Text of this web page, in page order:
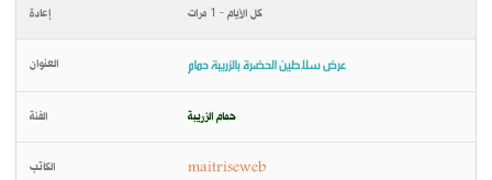
كل الأيام - 1 مرات
عرض سلاطين الحضرة بالزريبة حمام
حمام الزريبة
maitriseweb